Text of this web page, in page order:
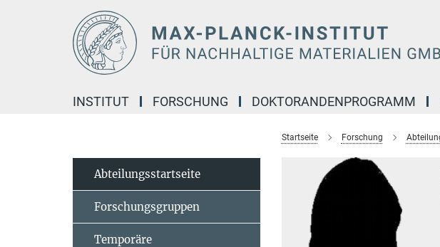
INSTITUT FORSCHUNG DOKTORANDENPROGRAMM
Startseite Forschung
Abteilungsstartseite
Forschungsgruppen
Temporäre